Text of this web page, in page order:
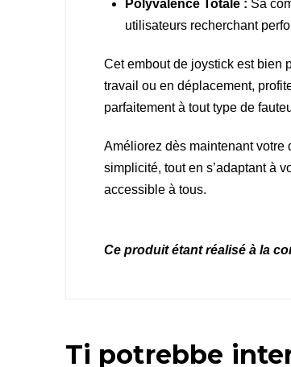
Polyvalence Totale : Sa
utilisateurs recherchant
Cet embout de joystick est bien
travail ou en déplacement,
parfaitement à tout type de
Améliorez dès maintenant votre
simplicité, tout en s’adaptant à
accessible à tous.
Ce produit étant réalisé à la
Ti potrebbe